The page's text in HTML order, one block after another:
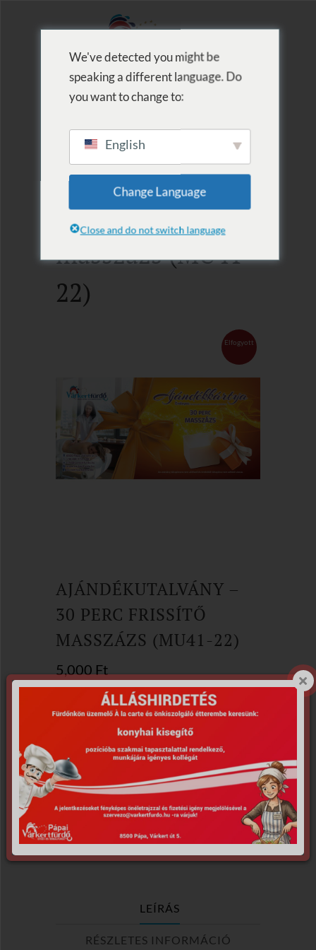
Ajándékutalvány
– 30 perc frissítő
masszázs (MU41-
22)
Elfogyott
AJÁNDÉKUTALVÁNY –
30 PERC FRISSÍTŐ
MASSZÁZS (MU41-22)
5,000 Ft
30 perces frissítő masszázs.
Felhasználható a Pápai Várkertfürdőben a
vásárlás időpontjától kezdve 1 évig.
Elfogyott
Cikkszám:MU41-211231-1Kategória:
UtalványokCímkék:30 perc,frissítő,
kikapcsolódás
pihenés,
strand,termál,utalvány,wellness
LEÍRÁS
RÉSZLETES INFORMÁCIÓ
We've detected you might be
speaking a different language. Do
you want to change to:
English
Change Language
Close and do not switch language